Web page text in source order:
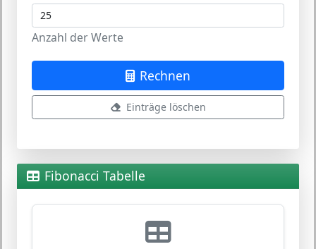
Anzahl der Werte
Rechnen
Einträge löschen
Fibonacci Tabelle